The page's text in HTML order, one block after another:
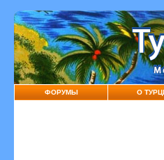
ФОРУМЫ О